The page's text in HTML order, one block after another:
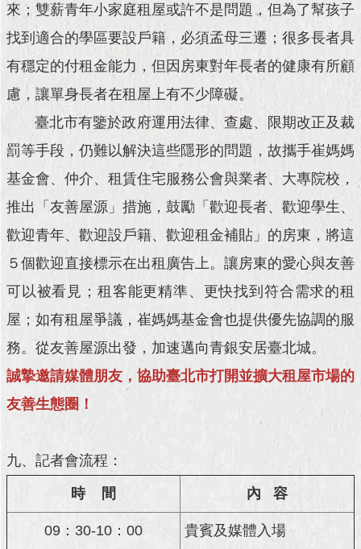
動
活
動
主
回
首
頁
網
站
導
覽
English
見
問
答
時
澄
來；雙薪青年小家庭租屋或許不是問題，但為了幫孩子
找到適合的學區要設戶籍，必須孟母三遷；很多長者具
有穩定的付租金能力，但因房東對年長者的健康有所顧
慮，讓單身長者在租屋上有不少障礙。
臺北市有鑒於政府運用法律、查處、限期改正及裁
罰等手段，仍難以解決這些隱形的問題，故攜手崔媽媽
基金會、仲介、租賃住宅服務公會與業者、大專院校，
推出「友善屋源」措施，鼓勵「歡迎長者、歡迎學生、
歡迎青年、歡迎設戶籍、歡迎租金補貼」的房東，將這
５個歡迎直接標示在出租廣告上。讓房東的愛心與友善
可以被看見；租客能更精準、更快找到符合需求的租
屋；如有租屋爭議，崔媽媽基金會也提供優先協調的服
務。從友善屋源出發，加速邁向青銀安居臺北城。
誠摯邀請媒體朋友，協助臺北市打開並擴大租屋市場的
友善生態圈！
九、記者會流程：
時 間 內 容
09：30-10：00 貴賓及媒體入場